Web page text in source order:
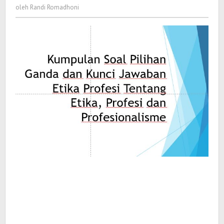
Tentang
dan
Profesionalisme
Randi
oleh Randi Romadhoni